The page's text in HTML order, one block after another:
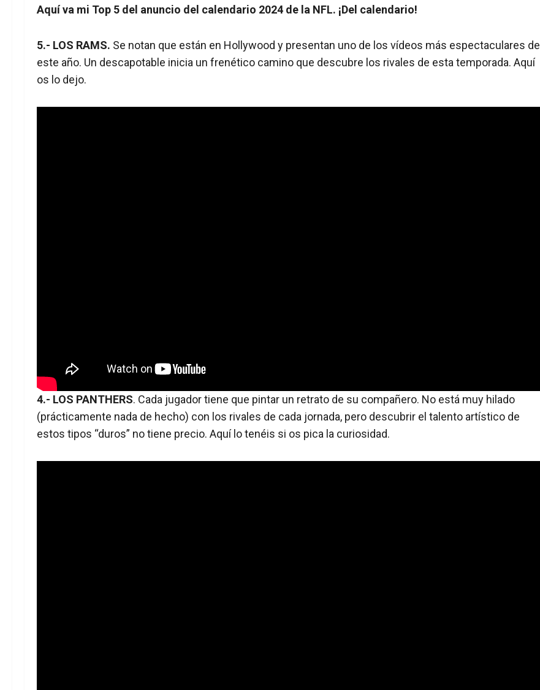
Aquí va mi Top 5 del anuncio del calendario 2024 de la NFL. ¡Del calendario!
5.- LOS RAMS. Se notan que están en Hollywood y presentan uno de los vídeos más espectaculares de
este año. Un descapotable inicia un frenético camino que descubre los rivales de esta temporada. Aquí
os lo dejo.
4.- LOS PANTHERS. Cada jugador tiene que pintar un retrato de su compañero. No está muy hilado
(prácticamente nada de hecho) con los rivales de cada jornada, pero descubrir el talento artístico de
estos tipos “duros” no tiene precio. Aquí lo tenéis si os pica la curiosidad.